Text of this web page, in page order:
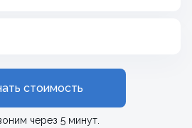
стоимость
через 5 минут.